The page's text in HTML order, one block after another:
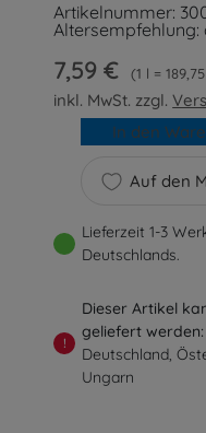
Artikelnummer:
Altersempfehlung:
7,59 € 1 l =
inkl. MwSt. zzgl.
Auf den
In den
Lieferzeit 1-3
Deutschlands.
!
Dieser Artikel
geliefert werden:
Deutschland,
Ungarn